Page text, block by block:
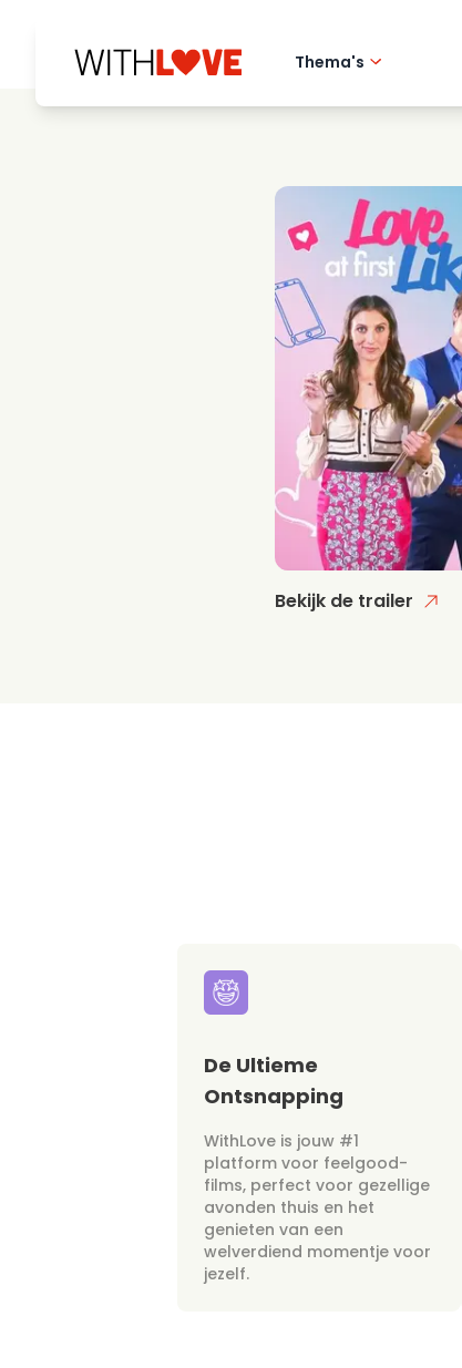
Thema's
Mysteries
Bekijk de trailer
De Ultieme
Ontsnapping
WithLove is jouw #1
platform voor feelgood-
films, perfect voor gezellige
avonden thuis en het
genieten van een
welverdiend momentje voor
jezelf.